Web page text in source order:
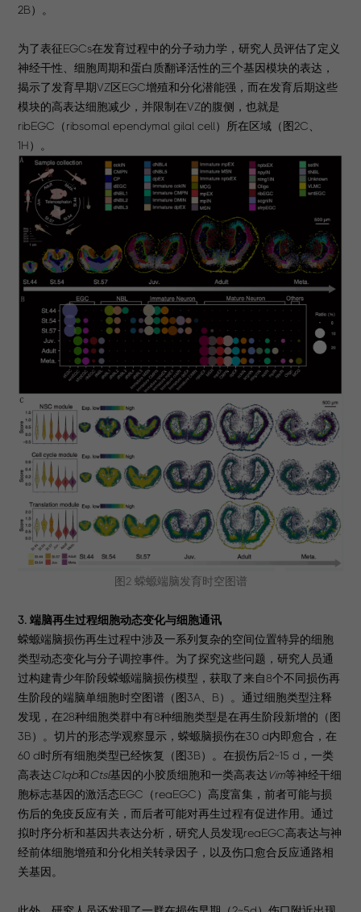
2B）。
为了表征EGCs在发育过程中的分子动力学，研究人员评估了定义
神经干性、细胞周期和蛋白质翻译活性的三个基因模块的表达，
揭示了发育早期VZ区EGC增殖和分化潜能强，而在发育后期这些
模块的高表达细胞减少，并限制在VZ的腹侧，也就是
ribEGC（ribsomal ependymal gilal cell）所在区域（图2C、
1H）。
图2 蝾螈端脑发育时空图谱
3. 端脑再生过程细胞动态变化与细胞通讯
蝾螈端脑损伤再生过程中涉及一系列复杂的空间位置特异的细胞
类型动态变化与分子调控事件。为了探究这些问题，研究人员通
过构建青少年阶段蝾螈端脑损伤模型，获取了来自8个不同损伤再
生阶段的端脑单细胞时空图谱（图3A、B）。通过细胞类型注释
发现，在28种细胞类群中有8种细胞类型是在再生阶段新增的（图
3B）。切片的形态学观察显示，蝾螈脑损伤在30 d内即愈合，在
60 d时所有细胞类型已经恢复（图3B）。在损伤后2~15 d，一类
高表达C1qb和Ctsl基因的小胶质细胞和一类高表达Vim等神经干细
胞标志基因的激活态EGC（reaEGC）高度富集，前者可能与损
伤后的免疫反应有关，而后者可能对再生过程有促进作用。通过
拟时序分析和基因共表达分析，研究人员发现reaEGC高表达与神
经前体细胞增殖和分化相关转录因子，以及伤口愈合反应通路相
关基因。